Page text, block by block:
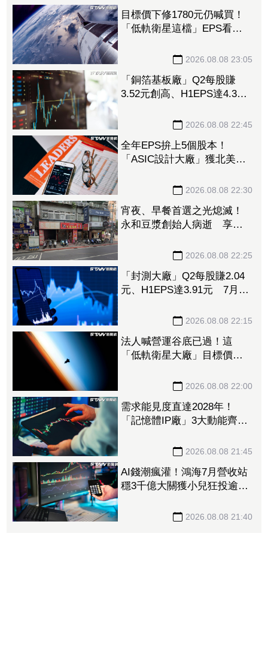
目標價下修1780元仍喊買！
「低軌衛星這檔」EPS看至
2026.08.08 23:05
「銅箔基板廠」Q2每股賺
3.52元創高、H1EPS達4.39
2026.08.08 22:45
全年EPS拚上5個股本！
「ASIC設計大廠」獲北美
2026.08.08 22:30
宵夜、早餐首選之光熄滅！
永和豆漿創始人病逝 享壽
2026.08.08 22:25
「封測大廠」Q2每股賺2.04
元、H1EPS達3.91元 7月營
2026.08.08 22:15
法人喊營運谷底已過！這
「低軌衛星大廠」目標價衝
營收估成長20%2026.08.08 22:00
需求能見度直達2028年！
「記憶體IP廠」3大動能齊
2026.08.08 21:45
AI錢潮瘋灌！鴻海7月營收站
穩3千億大關獲小兒狂投逾7
收首跨9千億、法說前夕吸買
2026.08.08 21:40